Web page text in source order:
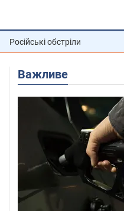
Російські обстріли
Важливе